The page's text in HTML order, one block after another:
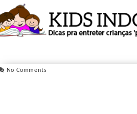
No Comments